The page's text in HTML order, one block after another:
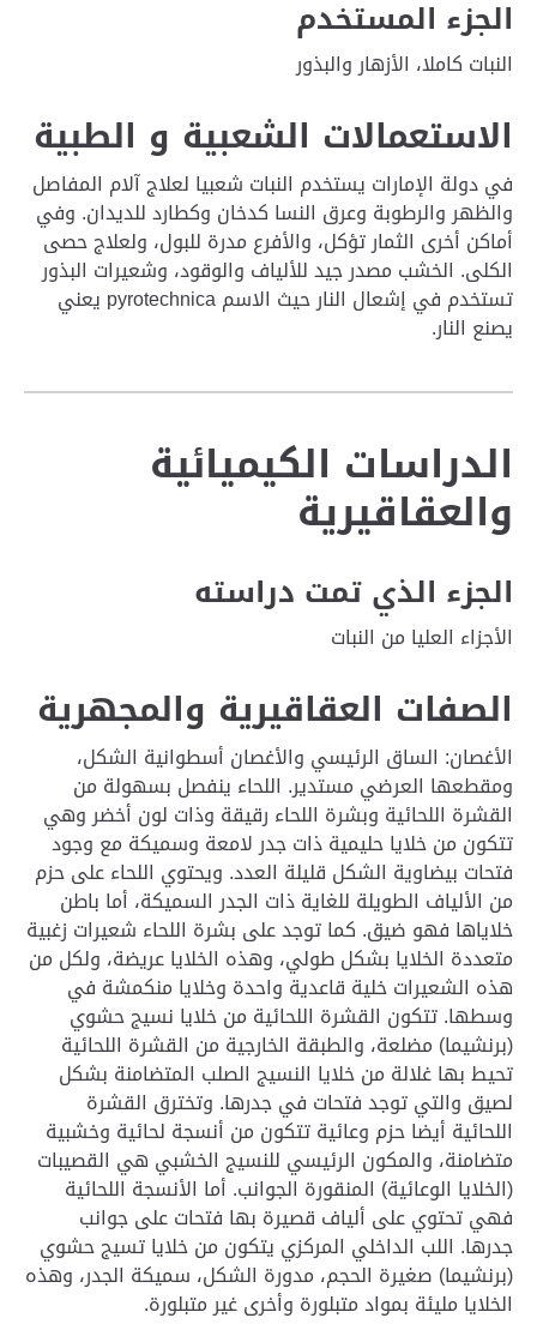
الجزء المستخدم
النبات كاملا، الأزهار والبذور
الاستعمالات الشعبية و الطبية
في دولة الإمارات يستخدم النبات شعبيا لعلاج آلام المفاصل
والظهر والرطوبة وعرق النسا كدخان وكطارد للديدان. وفي
أماكن أخرى الثمار تؤكل، والأفرع مدرة للبول، ولعلاج حصى
الكلى. الخشب مصدر جيد للألياف والوقود، وشعيرات البذور
تستخدم في إشعال النار حيث الاسم pyrotechnica يعني
يصنع النار.
الدراسات الكيميائية
والعقاقيرية
الجزء الذي تمت دراسته
الأجزاء العليا من النبات
الصفات العقاقيرية والمجهرية
الأغصان: الساق الرئيسي والأغصان أسطوانية الشكل،
ومقطعها العرضي مستدير. اللحاء ينفصل بسهولة من
القشرة اللحائية وبشرة اللحاء رقيقة وذات لون أخضر وهي
تتكون من خلايا حليمية ذات جدر لامعة وسميكة مع وجود
فتحات بيضاوية الشكل قليلة العدد. ويحتوي اللحاء على حزم
من الألياف الطويلة للغاية ذات الجدر السميكة، أما باطن
خلاياها فهو ضيق. كما توجد على بشرة اللحاء شعيرات زغبية
متعددة الخلايا بشكل طولي، وهذه الخلايا عريضة، ولكل من
هذه الشعيرات خلية قاعدية واحدة وخلايا منكمشة في
وسطها. تتكون القشرة اللحائية من خلايا نسيج حشوي
(برنشيما) مضلعة، والطبقة الخارجية من القشرة اللحائية
تحيط بها غلالة من خلايا النسيج الصلب المتضامنة بشكل
لصيق والتي توجد فتحات في جدرها. وتخترق القشرة
اللحائية أيضا حزم وعائية تتكون من أنسجة لحائية وخشبية
متضامنة، والمكون الرئيسي للنسيج الخشبي هي القصيبات
(الخلايا الوعائية) المنقورة الجوانب. أما الأنسجة اللحائية
فهي تحتوي على ألياف قصيرة بها فتحات على جوانب
جدرها. اللب الداخلي المركزي يتكون من خلايا تسيج حشوي
(برنشيما) صغيرة الحجم، مدورة الشكل، سميكة الجدر، وهذه
الخلايا مليئة بمواد متبلورة وأخرى غير متبلورة.